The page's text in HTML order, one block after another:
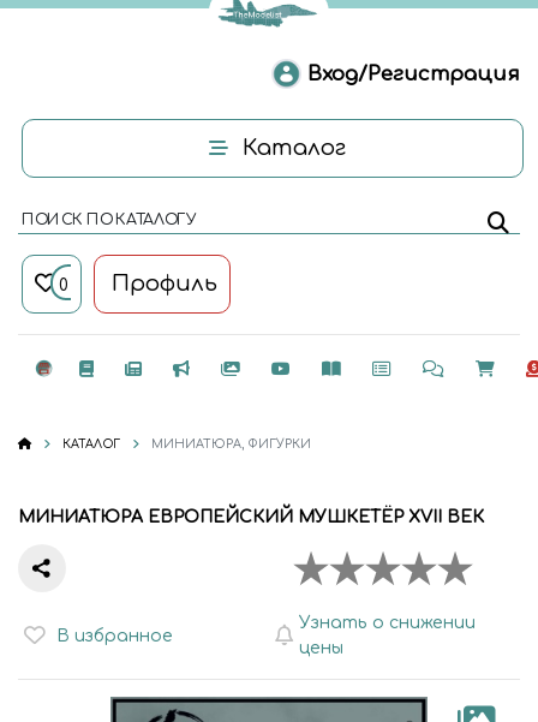
Вход/Регистрация
Каталог
ПОИСК ПО КАТАЛОГУ
0 Профиль
КАТАЛОГ МИНИАТЮРА, ФИГУРКИ
МИНИАТЮРА ЕВРОПЕЙСКИЙ МУШКЕТЁР XVII ВЕК
В избранное
Узнать о снижении
цены